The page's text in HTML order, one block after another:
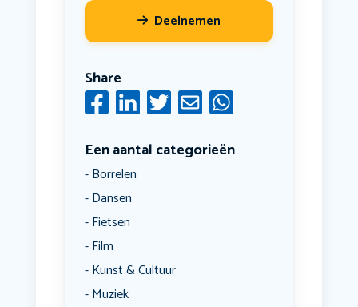
Deelnemen
Share
Een aantal categorieën
Borrelen
Dansen
Fietsen
Film
Kunst & Cultuur
Muziek